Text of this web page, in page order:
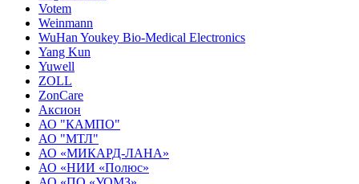
Votem
Weinmann
WuHan Youkey Bio-Medical Electronics
Yang Kun
Yuwell
ZOLL
ZonCare
Аксион
АО "КАМПО"
АО "МТЛ"
АО «МИКАРД-ЛАНА»
АО «НИИ «Полюс»